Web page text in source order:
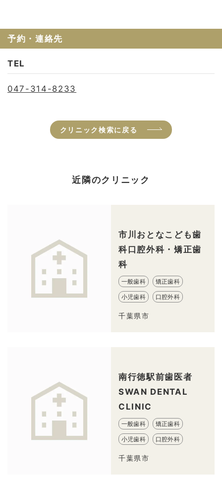
予約・連絡先
TEL
047-314-8233
クリニック検索に戻る
近隣のクリニック
市川おとなこども歯
科口腔外科・矯正歯
科
一般歯科 矯正歯科
小児歯科 口腔外科
千葉県市
南行徳駅前歯医者
SWAN DENTAL
CLINIC
一般歯科 矯正歯科
小児歯科 口腔外科
千葉県市